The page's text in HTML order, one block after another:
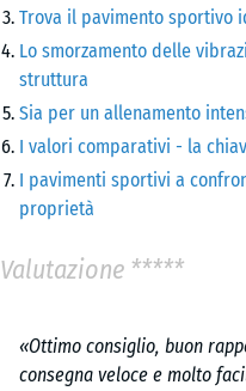
Trova il pavimento sportivo
Lo smorzamento delle
struttura
Sia per un allenamento
I valori comparativi - la
I pavimenti sportivi a
proprietà
Valutazione *****
«Ottimo consiglio, buon
consegna veloce e molto